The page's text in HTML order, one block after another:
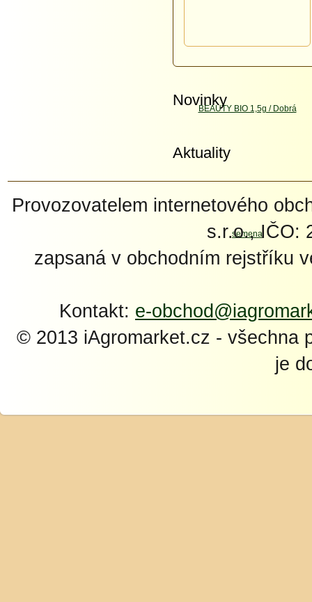
Novinky
Aktuality
Provozovatelem internetového
s.r.o., IČO:
zapsaná v obchodním rejstříku
Kontakt: e-
© 2013 iAgromarket.cz - všechna
je